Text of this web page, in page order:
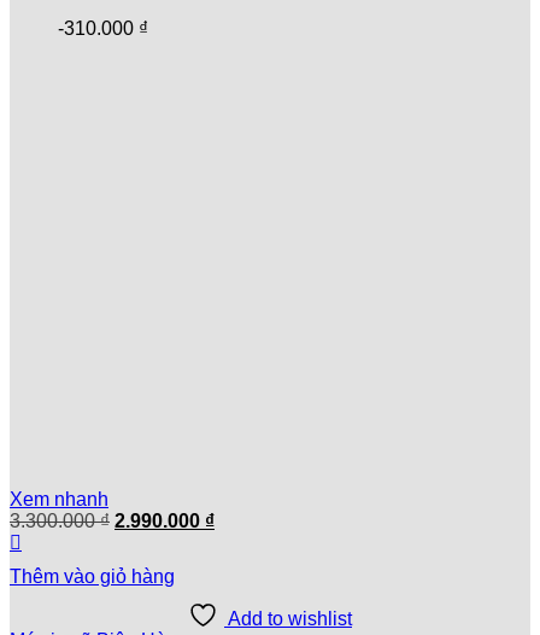
-310.000 ₫
Xem nhanh
3.300.000₫ Giá
là:
3.300.000 ₫.
2.990.000 ₫Giá
2.990.000 ₫.
Thêm vào giỏ hàng
Add to wishlist